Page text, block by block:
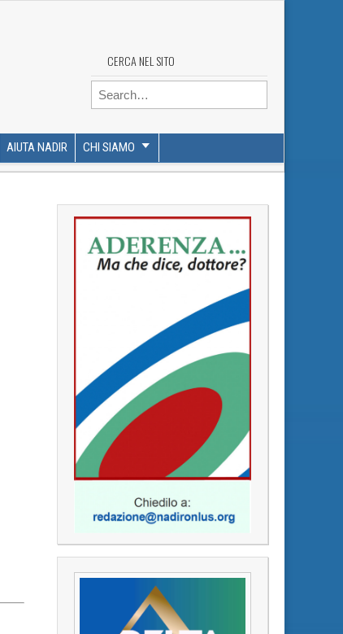
CERCA NEL SITO
Search for:
AIUTA NADIR CHI SIAMO